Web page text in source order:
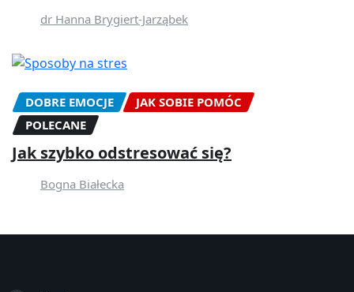
dr Hanna Brygiert-Jarząbek
DOBRE EMOCJE
JAK SOBIE POMÓC
POLECANE
Jak szybko odstresować się?
Bogna Białecka